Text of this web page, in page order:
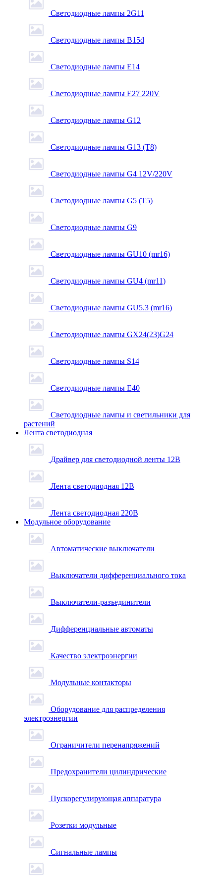
Светодиодные лампы 2G11
Светодиодные лампы B15d
Светодиодные лампы E14
Светодиодные лампы E27 220V
Светодиодные лампы G12
Светодиодные лампы G13 (T8)
Светодиодные лампы G4 12V/220V
Светодиодные лампы G5 (T5)
Светодиодные лампы G9
Светодиодные лампы GU10 (mr16)
Светодиодные лампы GU4 (mr11)
Светодиодные лампы GU5.3 (mr16)
Светодиодные лампы GX24(23)G24
Светодиодные лампы S14
Светодиодные лампы Е40
Светодиодные лампы и светильники для
растений
Лента светодиодная
Драйвер для светодиодной ленты 12В
Лента светодиодная 12В
Лента светодиодная 220В
Модульное оборудование
Автоматические выключатели
Выключатели дифференциального тока
Выключатели-разъединители
Дифференциальные автоматы
Качество электроэнергии
Модульные контакторы
Оборудование для распределения
электроэнергии
Ограничители перенапряжений
Предохранители цилиндрические
Пускорегулирующая аппаратура
Розетки модульные
Сигнальные лампы